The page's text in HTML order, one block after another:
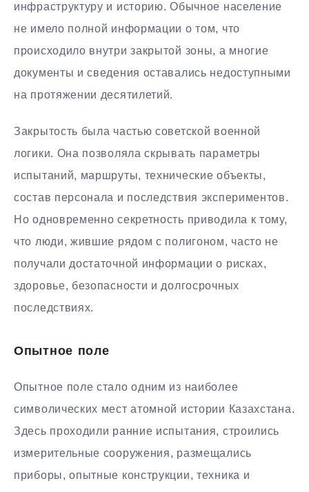
инфраструктуру и историю. Обычное население
не имело полной информации о том, что
происходило внутри закрытой зоны, а многие
документы и сведения оставались недоступными
на протяжении десятилетий.
Закрытость была частью советской военной
логики. Она позволяла скрывать параметры
испытаний, маршруты, технические объекты,
состав персонала и последствия экспериментов.
Но одновременно секретность приводила к тому,
что люди, жившие рядом с полигоном, часто не
получали достаточной информации о рисках,
здоровье, безопасности и долгосрочных
последствиях.
Опытное поле
Опытное поле стало одним из наиболее
символических мест атомной истории Казахстана.
Здесь проходили ранние испытания, строились
измерительные сооружения, размещались
приборы, опытные конструкции, техника и